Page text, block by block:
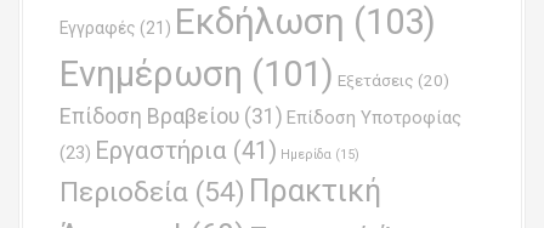
Εγγραφές (21) Εκδήλωση (103)
Ενημέρωση (101) Εξετάσεις (20)
Επίδοση Βραβείου (31) Επίδοση Υποτροφίας
(23) Εργαστήρια (41) Ημερίδα (15)
Περιοδεία (54) Πρακτική